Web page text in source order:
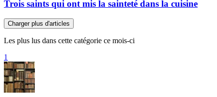
Trois saints qui ont mis la sainteté dans la cuisine
Charger plus d'articles
Les plus lus dans cette catégorie ce mois-ci
1